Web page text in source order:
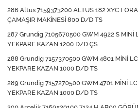
286 Altus 7159373200 ALTUS 182 XYC
ÇAMAŞIR MAKİNESİ 800 D/D TS
287 Grundig 7105670500 GWM 4922 S MİNİ
YEKPARE KAZAN 1200 D/D ÇS
288 Grundig 7157370500 GWM 4801 MİNİ
YEKPARE KAZAN 1000 D/D TS
289 Grundig 7157270500 GWM 4701 MİNİ
YEKPARE KAZAN 1000 D/D TS